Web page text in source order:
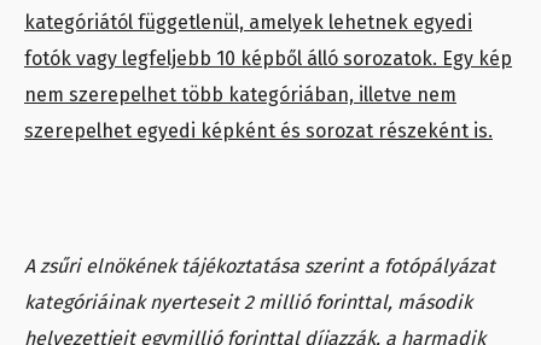
kategóriától függetlenül, amelyek lehetnek egyedi
fotók vagy legfeljebb 10 képből álló sorozatok. Egy kép
nem szerepelhet több kategóriában, illetve nem
szerepelhet egyedi képként és sorozat részeként is.
A zsűri elnökének tájékoztatása szerint a fotópályázat
kategóriáinak nyerteseit 2 millió forinttal, második
helyezettjeit egymillió forinttal díjazzák, a harmadik